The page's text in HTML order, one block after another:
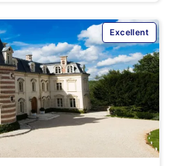
Excellent